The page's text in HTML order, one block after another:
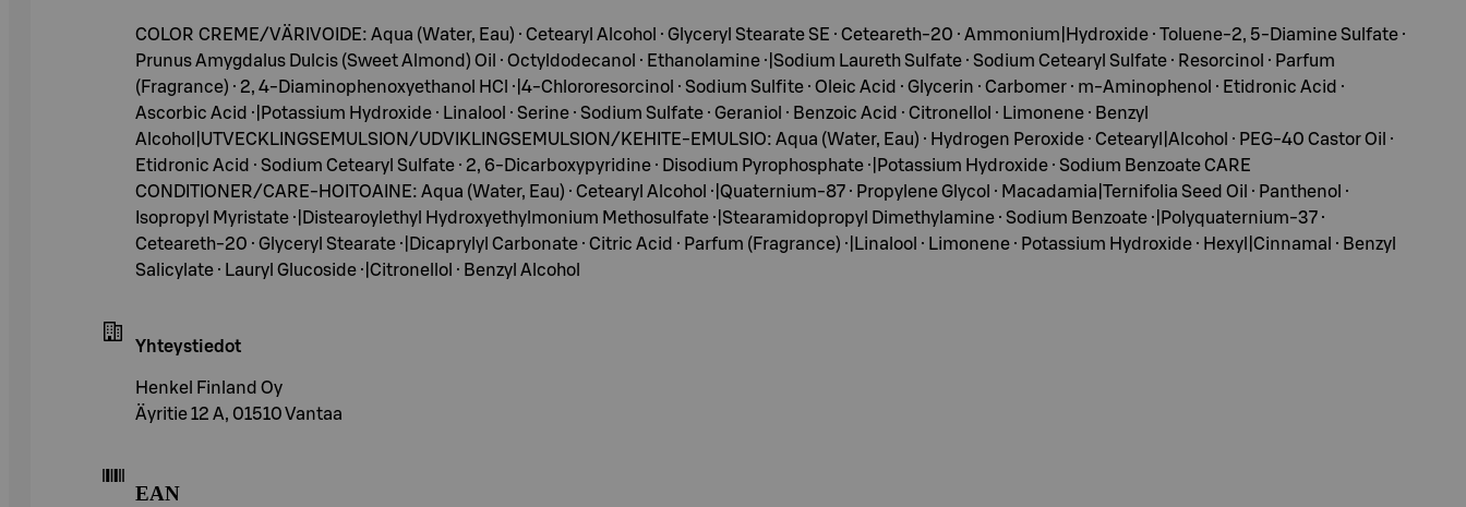
COLOR CREME/VÄRIVOIDE: Aqua (Water, Eau) · Cetearyl Alcohol · Glyceryl Stearate SE · Ceteareth-20 · Ammonium|Hydroxide · Toluene-2, 5-Diamine Sulfate ·
Prunus Amygdalus Dulcis (Sweet Almond) Oil · Octyldodecanol · Ethanolamine ·|Sodium Laureth Sulfate · Sodium Cetearyl Sulfate · Resorcinol · Parfum
(Fragrance) · 2, 4-Diaminophenoxyethanol HCl ·|4-Chlororesorcinol · Sodium Sulfite · Oleic Acid · Glycerin · Carbomer · m-Aminophenol · Etidronic Acid ·
Ascorbic Acid ·|Potassium Hydroxide · Linalool · Serine · Sodium Sulfate · Geraniol · Benzoic Acid · Citronellol · Limonene · Benzyl
Alcohol|UTVECKLINGSEMULSION/UDVIKLINGSEMULSION/KEHITE-EMULSIO: Aqua (Water, Eau) · Hydrogen Peroxide · Cetearyl|Alcohol · PEG-40 Castor Oil ·
Etidronic Acid · Sodium Cetearyl Sulfate · 2, 6-Dicarboxypyridine · Disodium Pyrophosphate ·|Potassium Hydroxide · Sodium Benzoate CARE
CONDITIONER/CARE-HOITOAINE: Aqua (Water, Eau) · Cetearyl Alcohol ·|Quaternium-87 · Propylene Glycol · Macadamia|Ternifolia Seed Oil · Panthenol ·
Isopropyl Myristate ·|Distearoylethyl Hydroxyethylmonium Methosulfate ·|Stearamidopropyl Dimethylamine · Sodium Benzoate ·|Polyquaternium-37 ·
Ceteareth-20 · Glyceryl Stearate ·|Dicaprylyl Carbonate · Citric Acid · Parfum (Fragrance) ·|Linalool · Limonene · Potassium Hydroxide · Hexyl|Cinnamal · Benzyl
Salicylate · Lauryl Glucoside ·|Citronellol · Benzyl Alcohol
Yhteystiedot
Henkel Finland Oy
Äyritie 12 A, 01510 Vantaa
EAN